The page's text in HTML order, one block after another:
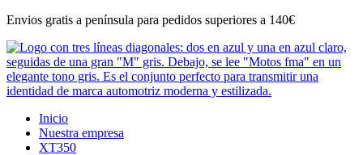
Ir
contenido
Envios gratis a península para pedidos superiores a 140€
Inicio
Nuestra empresa
XT350